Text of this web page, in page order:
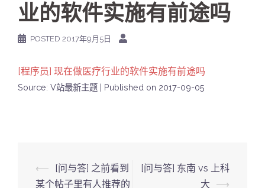
业的软件实施有前途吗
POSTED 2017年9月5日
[程序员] 现在做医疗行业的软件实施有前途吗
Source: V站最新主题 Published on 2017-09-05
Post
⟵
[问与答] 之前看到
某个帖子里有人推荐的
[问与答] 东南 vs 上科
大
⟶